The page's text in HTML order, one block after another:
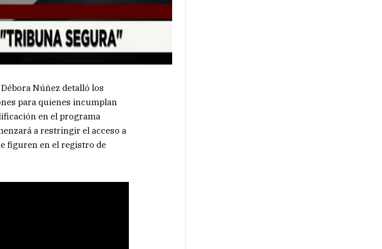
Núñez detalló los
para quienes incumplan
en el programa
a restringir el acceso a
figuren en el registro de